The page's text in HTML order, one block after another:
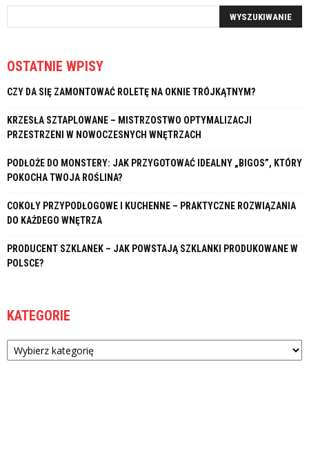
OSTATNIE WPISY
CZY DA SIĘ ZAMONTOWAĆ ROLETĘ NA OKNIE TRÓJKĄTNYM?
KRZESŁA SZTAPLOWANE – MISTRZOSTWO OPTYMALIZACJI
PRZESTRZENI W NOWOCZESNYCH WNĘTRZACH
PODŁOŻE DO MONSTERY: JAK PRZYGOTOWAĆ IDEALNY „BIGOS”, KTÓRY
POKOCHA TWOJA ROŚLINA?
COKOŁY PRZYPODŁOGOWE I KUCHENNE – PRAKTYCZNE ROZWIĄZANIA
DO KAŻDEGO WNĘTRZA
PRODUCENT SZKLANEK – JAK POWSTAJĄ SZKLANKI PRODUKOWANE W
POLSCE?
KATEGORIE
Kategorie